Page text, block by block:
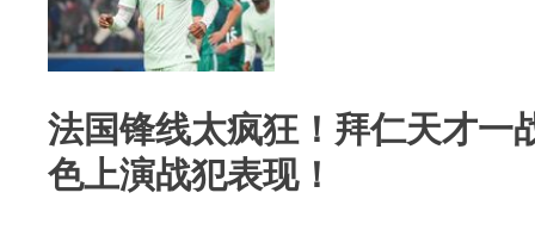
法国锋线太疯狂！拜仁天才一
色上演战犯表现！